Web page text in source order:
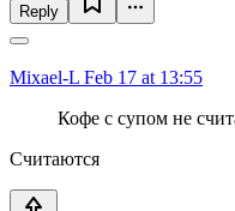
Reply
Mixael-L Feb 17 at 13:55
Кофе с супом не
Считаются